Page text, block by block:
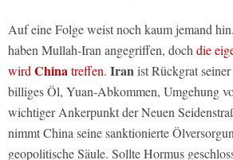
Auf eine Folge weist noch kaum jemand hin.
haben Mullah-Iran angegriffen, doch die
wird Chinatreffen. Iranist Rückgrat
billiges Öl, Yuan-Abkommen, Umgehung
wichtiger Ankerpunkt der Neuen
nimmt China seine sanktionierte
geopolitische Säule. Sollte Hormus